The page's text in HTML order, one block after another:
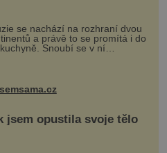
se nachází na rozhraní dvou
a právě to se promítá i do
Snoubí se v ní
a asijské chutě a díky tomu
rozmanité a chuťově bohaté
které rozhodně st...
jsem opustila svoje tělo